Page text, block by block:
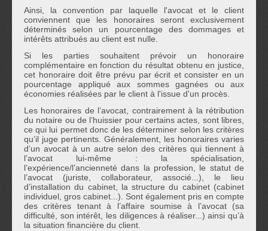
Ainsi, la convention par laquelle l'avocat et le client
conviennent que les honoraires seront exclusivement
déterminés selon un pourcentage des dommages et
intérêts attribués au client est nulle.
Si les parties souhaitent prévoir un honoraire
complémentaire en fonction du résultat obtenu en justice,
cet honoraire doit être prévu par écrit et consister en un
pourcentage appliqué aux sommes gagnées ou aux
économies réalisées par le client à l'issue d'un procès.
Les honoraires de l’avocat, contrairement à la rétribution
du notaire ou de l’huissier pour certains actes, sont libres,
ce qui lui permet donc de les déterminer selon les critères
qu’il juge pertinents. Généralement, les honoraires varies
d’un avocat à un autre selon des critères qui tiennent à
l’avocat lui-même : la spécialisation,
l’expérience/l’ancienneté dans la profession, le statut de
l’avocat (juriste, collaborateur, associé...), le lieu
d’installation du cabinet, la structure du cabinet (cabinet
individuel, gros cabinet...). Sont également pris en compte
des critères tenant à l’affaire soumise à l’avocat (sa
difficulté, son intérêt, les diligences à réaliser...) ainsi qu’à
la situation financière du client.